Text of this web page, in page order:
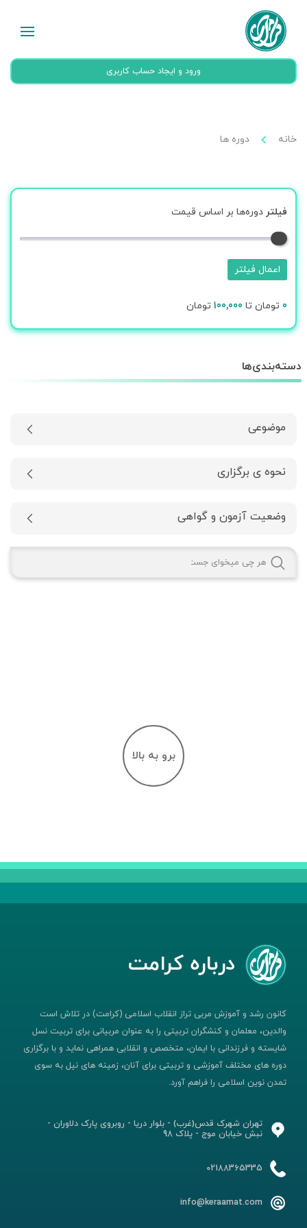
ورود و ایجاد حساب کاربری
خانه دوره ها
فیلتر دوره‌ها بر اساس قیمت
اعمال فیلتر
0 تومان تا 100,000 تومان
دسته‌بندی‌ها
موضوعی
نحوه ی برگزاری
وضعیت آزمون و گواهی
برو به بالا
درباره کرامت
کانون رشد و آموزش مربی تراز انقلاب اسلامی (کرامت) در تلاش است
والدین، معلمان و کنشگران تربیتی را به عنوان مربیانی برای تربیت نسل
شایسته و فرزندانی با ایمان، متخصص و انقلابی همراهی نماید و با برگزاری
دوره های مختلف آموزشی و تربیتی برای آنان، زمینه های نیل به سوی
تمدن نوین اسلامی را فراهم آورد.
تهران شهرک قدس(غرب) - بلوار دریا - روبروی پارک دلاوران -
نبش خیابان موج - پلاک 98
02188365335
info@keraamat.com